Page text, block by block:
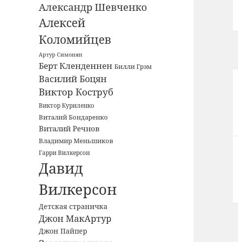
Александр Шевченко
Алексей
Коломийцев
Артур Симонян
Берт Кленденнен Билли Грэм
Василий Боцян
Виктор Коструб
Виктор Куриленко
Виталий Бондаренко
Виталий Речнов
Владимир Меньшиков
Гарри Вилкерсон
Давид
Вилкерсон
Детская страничка
Джон МакАртур
Джон Пайпер